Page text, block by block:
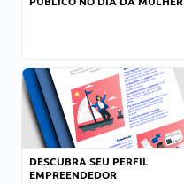
DESCUBRA SEU PERFIL
EMPREENDEDOR